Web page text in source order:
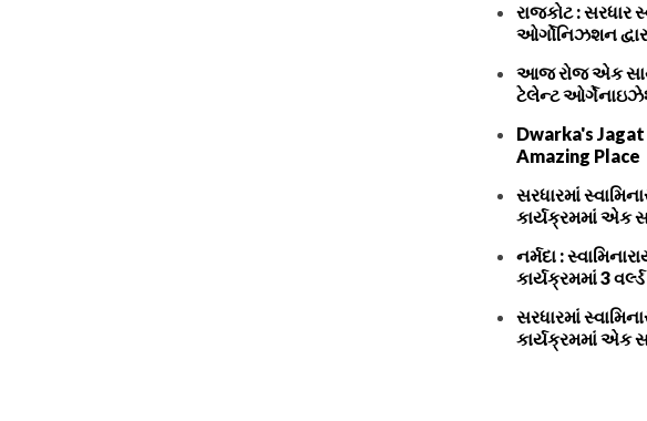
રાજકોટ : સરધાર
ઓર્ગોનિઝશન
આજ રોજ એક સાથે 3
ટેલેન્ટ
Dwarka's
Amazing Place
સરધારમાં
કાર્યક્રમમાં એક
નર્મદા :
કાર્યક્રમમાં 3 વર્લ્ડ
સરધારમાં
કાર્યક્રમમાં એક